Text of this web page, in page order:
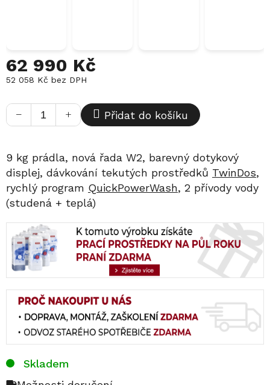
62 990 Kč
52 058 Kč bez DPH
cena:
+
− Přidat do košíku
9 kg prádla, nová řada W2, barevný dotykový
displej, dávkování tekutých prostředků TwinDos,
rychlý program QuickPowerWash, 2 přívody vody
(studená + teplá)
Skladem